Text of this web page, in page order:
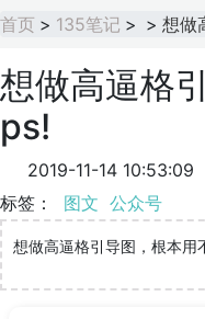
首页 > 135笔记 > > 想做
想做高逼格
ps!
2019-11-14 10:53:09
标签： 图文 公众号
想做高逼格引导图，根本用